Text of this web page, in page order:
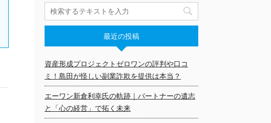
最近の投稿
資産形成プロジェクトゼロワンの評判や口コ
ミ！島田が怪しい副業詐欺を提供は本当？
エーワン新倉利幸氏の軌跡｜パートナーの遺志
と「心の経営」で拓く未来